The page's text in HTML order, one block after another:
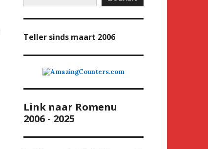
Teller sinds maart 2006
Link naar Romenu
2006 - 2025